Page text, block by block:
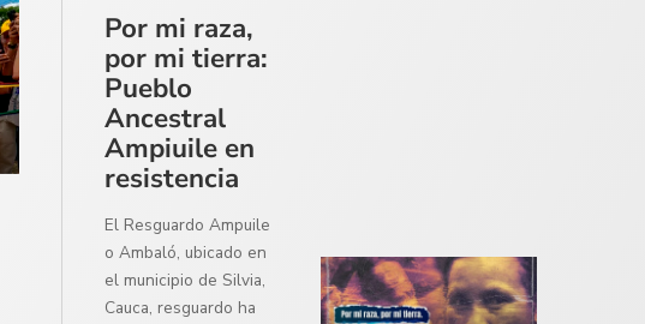
Por mi raza,
por mi tierra:
Pueblo
Ancestral
Ampiuile en
resistencia
El Resguardo Ampuile
o Ambaló, ubicado en
el municipio de Silvia,
Cauca, resguardo ha